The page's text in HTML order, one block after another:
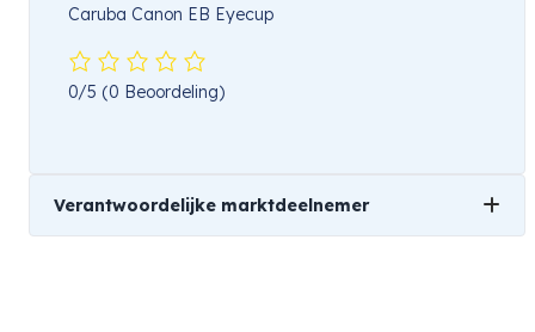
Caruba Canon EB Eyecup
0/5 (0 Beoordeling)
Verantwoordelijke marktdeelnemer